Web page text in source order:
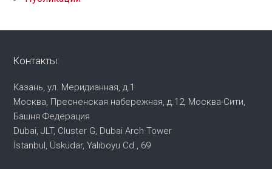
Контакты:
Казань, ул. Меридианная, д.1
Москва, Пресненская набережная, д.12, Москва-Сити,
Башня Федерация
Dubai, JLT, Cluster G, Dubai Arch Tower
İstanbul, Üsküdar, Yalıboyu Cd., 69